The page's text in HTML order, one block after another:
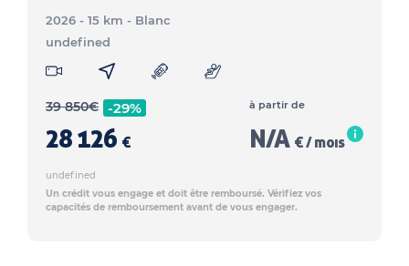
2026 - 15 km - Blanc
undefined
39 850€ -29%
28 126 €
à partir de
N/A € / mois
undefined
Un crédit vous engage et doit être remboursé. Vérifiez vos
capacités de remboursement avant de vous engager.